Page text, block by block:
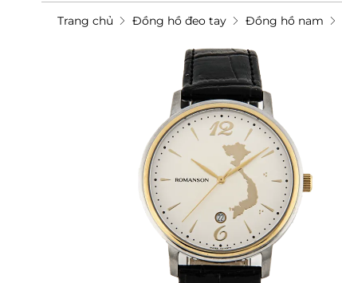
Trang chủ Đồng hồ đeo tay Đồng hồ nam